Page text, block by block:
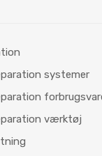
systemer
værktøj